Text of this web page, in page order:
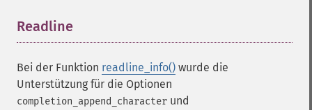
Readline
Bei der Funktion readline_info() wurde die
Unterstützung für die Optionen
completion_append_character und